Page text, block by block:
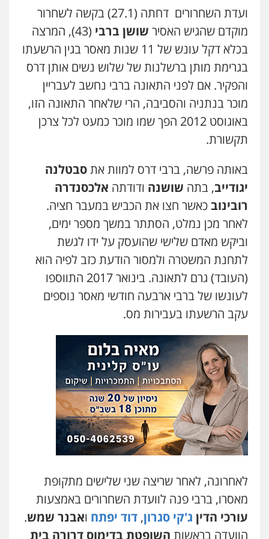
עו"ד אילן אלימלך
פשיעה חמורה תעבורה
0522992110
עו"ד יוסי חמצני
כלכלי צווארון לבן פשיעה כלכלית עבירות
0505471497
0509230800
משרד עורכי דין פארס פלאח
פלילי צבאי צווארון לבן והונאה ביטוח לאומי
0549911449
עו"ד יניב זוסמן
פלילי כלכלי פשיעה חמורה מעצרים
וחקירות
0525199949
עו"ד אסף גונן
פלילי פשע חמור תעבורה
וחקירות
0542255161
גל דהן – משרד עורך דין פלילי
פלילי פשיעה חמורה סמים מעצרים
וחקירות
0544723840
עו"ד ראוף נג'אר
פלילי עורכי דין לענייני אסירים מעצרים
סמים רכוש
0548009246
ועדת השחרורים דחתה (27.1) בקשה לשחרור
מוקדם שהגיש האסיר שושן ברבי
(43), המרצה
בכלא דקל עונש של 11 שנות מאסר בגין הרשעתו
בגרימת מותן ברשלנות של שלוש נשים אותן דרס
והפקיר. אם לפני התאונה ברבי נחשב לעבריין
מוכר בנתניה והסביבה, הרי שלאחר התאונה הזו,
באוגוסט 2012 הפך שמו מוכר כמעט לכל צרכן
תקשורת.
באותה פרשה, ברבי דרס למוות אתסבטלנה
יגודייב, בתה שושנה ודודתה אלכסנדרה
רובינוב כאשר חצו את הכביש במעבר חציה.
לאחר מכן נמלט, הסתתר במשך מספר ימים,
וביקש מאדם שלישי שהועסק על ידו לגשת
לתחנת המשטרה ולמסור הודעת כזב לפיה הוא
(העובד) גרם לתאונה. בינואר 2017 התווספו
לעונשו של ברבי ארבעה חודשי מאסר נוספים
עקב הרשעתו בעבירות מס.
לאחרונה, לאחר שריצה שני שלישים מתקופת
מאסרו, ברבי פנה לוועדת השחרורים באמצעות
עורכי הדין ג'קי סגרון, דוד יפתח ואבנר שמש.
הוועדה בראשות השופטת בדימוס דרורה בית